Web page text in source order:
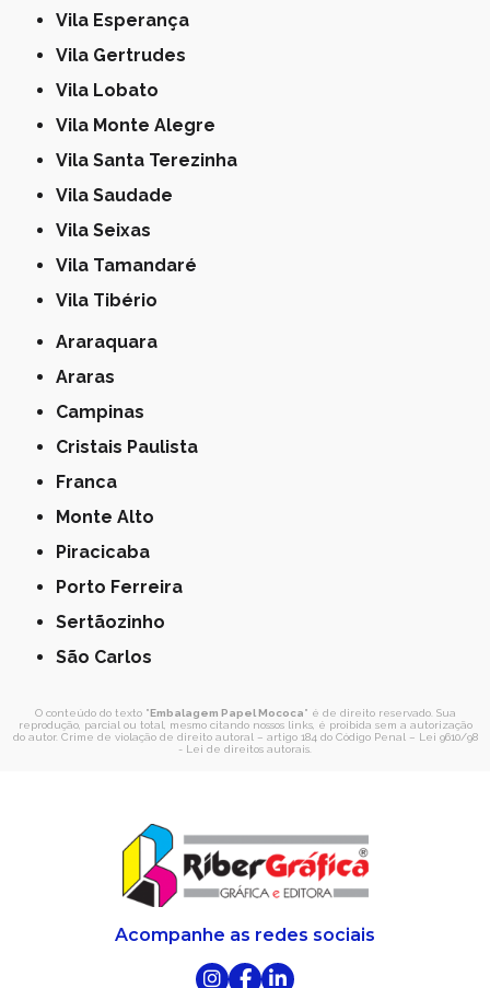
Vila Esperança
Vila Gertrudes
Vila Lobato
Vila Monte Alegre
Vila Santa Terezinha
Vila Saudade
Vila Seixas
Vila Tamandaré
Vila Tibério
Araraquara
Araras
Campinas
Cristais Paulista
Franca
Monte Alto
Piracicaba
Porto Ferreira
Sertãozinho
São Carlos
O conteúdo do texto "Embalagem Papel Mococa" é de direito reservado. Sua
reprodução, parcial ou total, mesmo citando nossos links, é proibida sem a autorização
do autor. Crime de violação de direito autoral – artigo 184 do Código Penal – Lei 9610/98
- Lei de direitos autorais
Acompanhe as redes sociais